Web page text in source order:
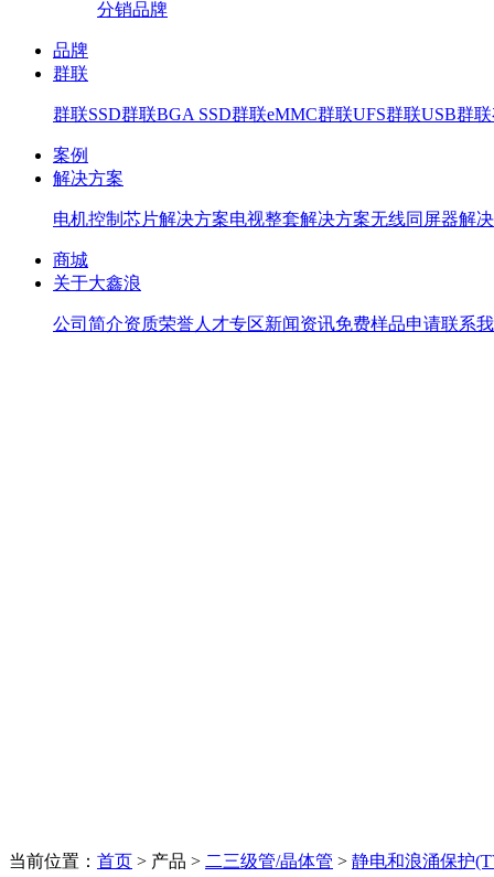
分销品牌
品牌
群联
群联SSD群联BGA SSD群联eMMC群联UFS群联USB群联
案例
解决方案
电机控制芯片解决方案电视整套解决方案无线同屏器解
商城
关于大鑫浪
公司简介资质荣誉人才专区新闻资讯免费样品申请联系
当前位置： 首页 > 产品 > 二三级管/晶体管 > 静电和浪涌保护